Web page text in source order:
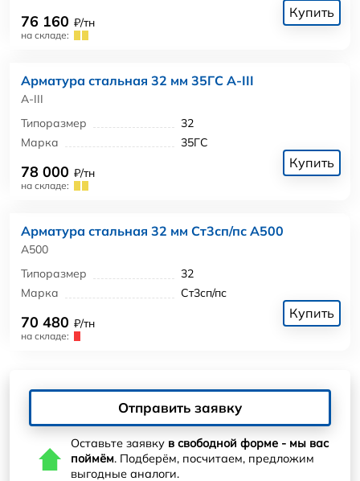
76 160 ₽/тн
на складе:
Купить
Арматура стальная 32 мм 35ГС А-III
А-III
Типоразмер
32
Марка
35ГС
78 000 ₽/тн
на складе:
Купить
Арматура стальная 32 мм Ст3сп/пс А500
А500
Типоразмер
32
Марка
Ст3сп/пс
70 480 ₽/тн
на складе:
Купить
Отправить заявку
Оставьте заявку в свободной форме - мы вас
поймём. Подберём, посчитаем, предложим
выгодные аналоги.